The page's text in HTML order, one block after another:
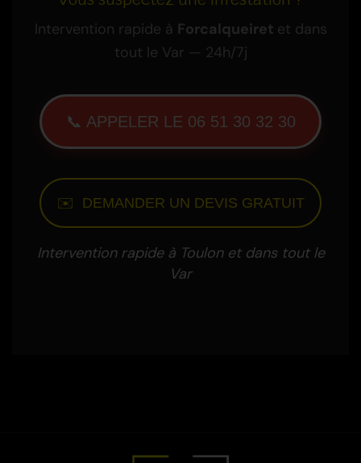
Intervention rapide à Forcalqueiret et dans
tout le Var — 24h/7j
📞 APPELER LE 06 51 30 32 30
✉️ DEMANDER UN DEVIS GRATUIT
Intervention rapide à Toulon et dans tout le
Var